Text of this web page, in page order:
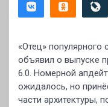
«Отец»
объявил о выпуске
6.0. Номерной
ожидалось, но
части архитектуры,